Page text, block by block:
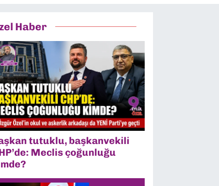
Haber
tutuklu, başkanvekili
Meclis çoğunluğu